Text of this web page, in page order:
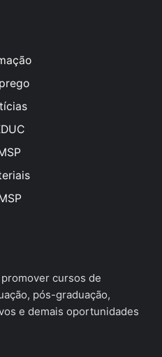
cursos de
pós-graduação,
e demais oportunidades